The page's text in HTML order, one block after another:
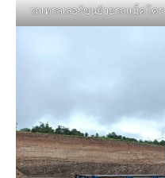
รถเทรลเลอร์ขนย้ายรถแม็คโคร